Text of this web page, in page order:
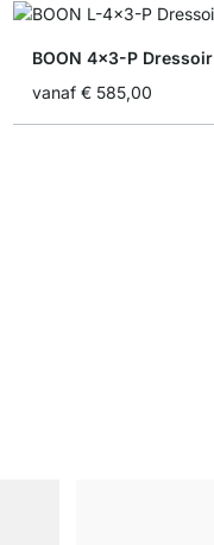
BOON 4x3-P Dressoir
vanaf € 585,00